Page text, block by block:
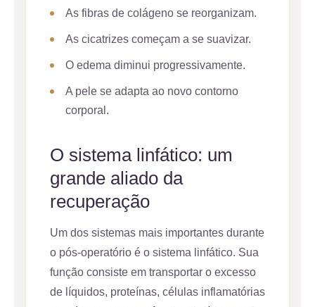
As fibras de colágeno se reorganizam.
As cicatrizes começam a se suavizar.
O edema diminui progressivamente.
A pele se adapta ao novo contorno
corporal.
O sistema linfático: um
grande aliado da
recuperação
Um dos sistemas mais importantes durante
o pós-operatório é o sistema linfático. Sua
função consiste em transportar o excesso
de líquidos, proteínas, células inflamatórias